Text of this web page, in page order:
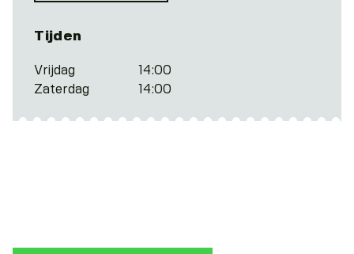
Tijden
Vrijdag
14:00
Zaterdag
14:00